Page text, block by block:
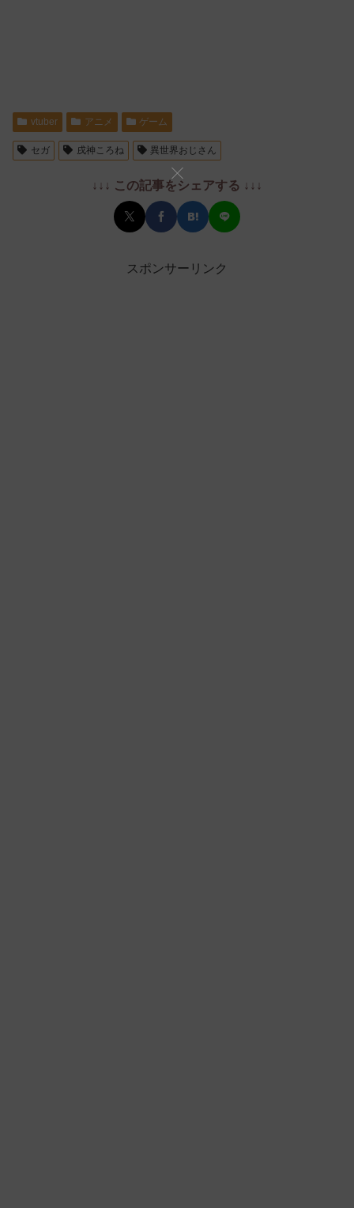
vtuber アニメ ゲーム
セガ 戌神ころね 異世界おじさん
↓↓↓ この記事をシェアする ↓↓↓
スポンサーリンク